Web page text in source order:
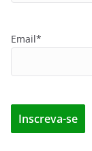
Email*